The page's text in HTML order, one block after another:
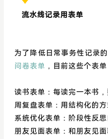
流水线记录用表单
为了降低日常事务性记录
问卷表单 ，目前这些个表单
读书表单：每读完一本书
周复盘表单：用结构化的
系统优化表单：阶段性反
朋友见面表单：和朋友见